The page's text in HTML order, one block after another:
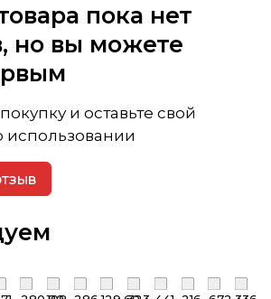
пока нет
но вы можете
и оставьте свой
использовании